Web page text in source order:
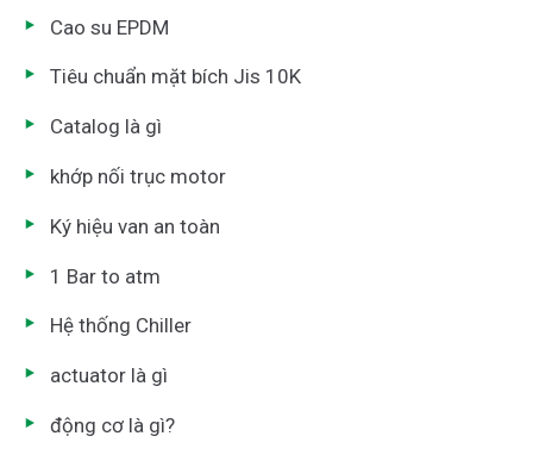
Cao su EPDM
Tiêu chuẩn mặt bích Jis 10K
Catalog là gì
khớp nối trục motor
Ký hiệu van an toàn
1 Bar to atm
Hệ thống Chiller
actuator là gì
động cơ là gì?